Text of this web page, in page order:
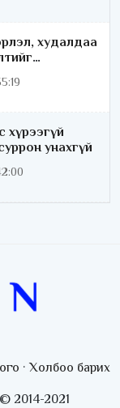
худалдаа
хүрээгүй
унахгүй
·Холбоо барих
2014-2021